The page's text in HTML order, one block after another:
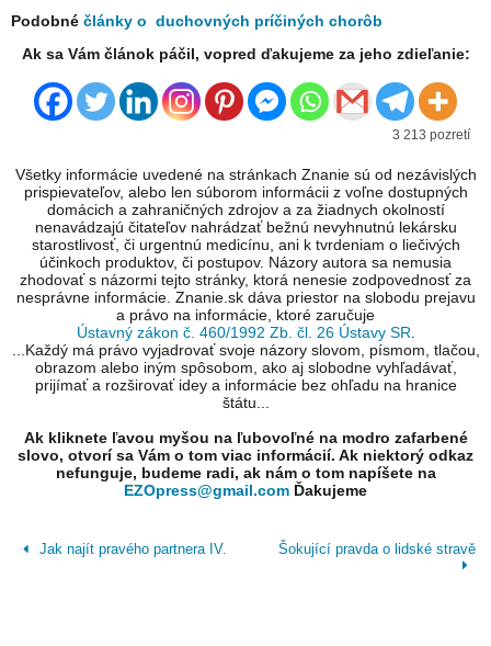
Podobné články o duchovných príčiných chorôb
Ak sa Vám článok páčil, vopred ďakujeme za jeho zdieľanie:
3 213 pozretí
Všetky informácie uvedené na stránkach Znanie sú od nezávislých
prispievateľov, alebo len súborom informácii z voľne dostupných
domácich a zahraničných zdrojov a za žiadnych okolností
nenavádzajú čitateľov nahrádzať bežnú nevyhnutnú lekársku
starostlivosť, či urgentnú medicínu, ani k tvrdeniam o liečivých
účinkoch produktov, či postupov. Názory autora sa nemusia
zhodovať s názormi tejto stránky, ktorá nenesie zodpovednosť za
nesprávne informácie. Znanie.sk dáva priestor na slobodu prejavu
a právo na informácie, ktoré zaručuje
Ústavný zákon č. 460/1992 Zb. čl. 26 Ústavy SR.
...Každý má právo vyjadrovať svoje názory slovom, písmom, tlačou,
obrazom alebo iným spôsobom, ako aj slobodne vyhľadávať,
prijímať a rozširovať idey a informácie bez ohľadu na hranice
štátu...
Ak kliknete ľavou myšou na ľubovoľné na modro zafarbené
slovo, otvorí sa Vám o tom viac informácií. Ak niektorý odkaz
nefunguje, budeme radi, ak nám o tom napíšete na
EZOpress@gmail.com Ďakujeme
Jak najít pravého partnera IV. Šokující pravda o lidské stravě